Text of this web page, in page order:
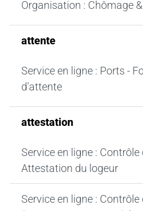
Organisation : Chômage
attente
Service en ligne : Ports -
d'attente
attestation
Service en ligne :
Attestation du logeur
Service en ligne :